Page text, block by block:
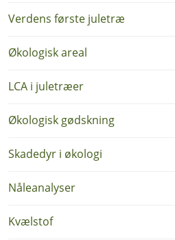
Verdens første juletræ
Økologisk areal
LCA i juletræer
Økologisk gødskning
Skadedyr i økologi
Nåleanalyser
Kvælstof